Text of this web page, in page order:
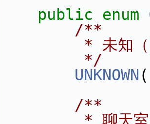
public enum
        /**
* 未知（
         */
UNKNOWN
        /**
* 聊天室